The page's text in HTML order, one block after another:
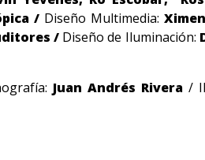
/ Diseño Multimedia:
/ Diseño de Iluminación:
Juan Andrés Rivera /